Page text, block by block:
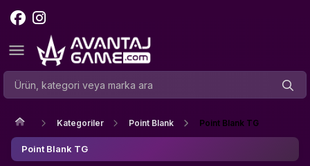
Kategoriler Point Blank Point Blank TG
Point Blank TG